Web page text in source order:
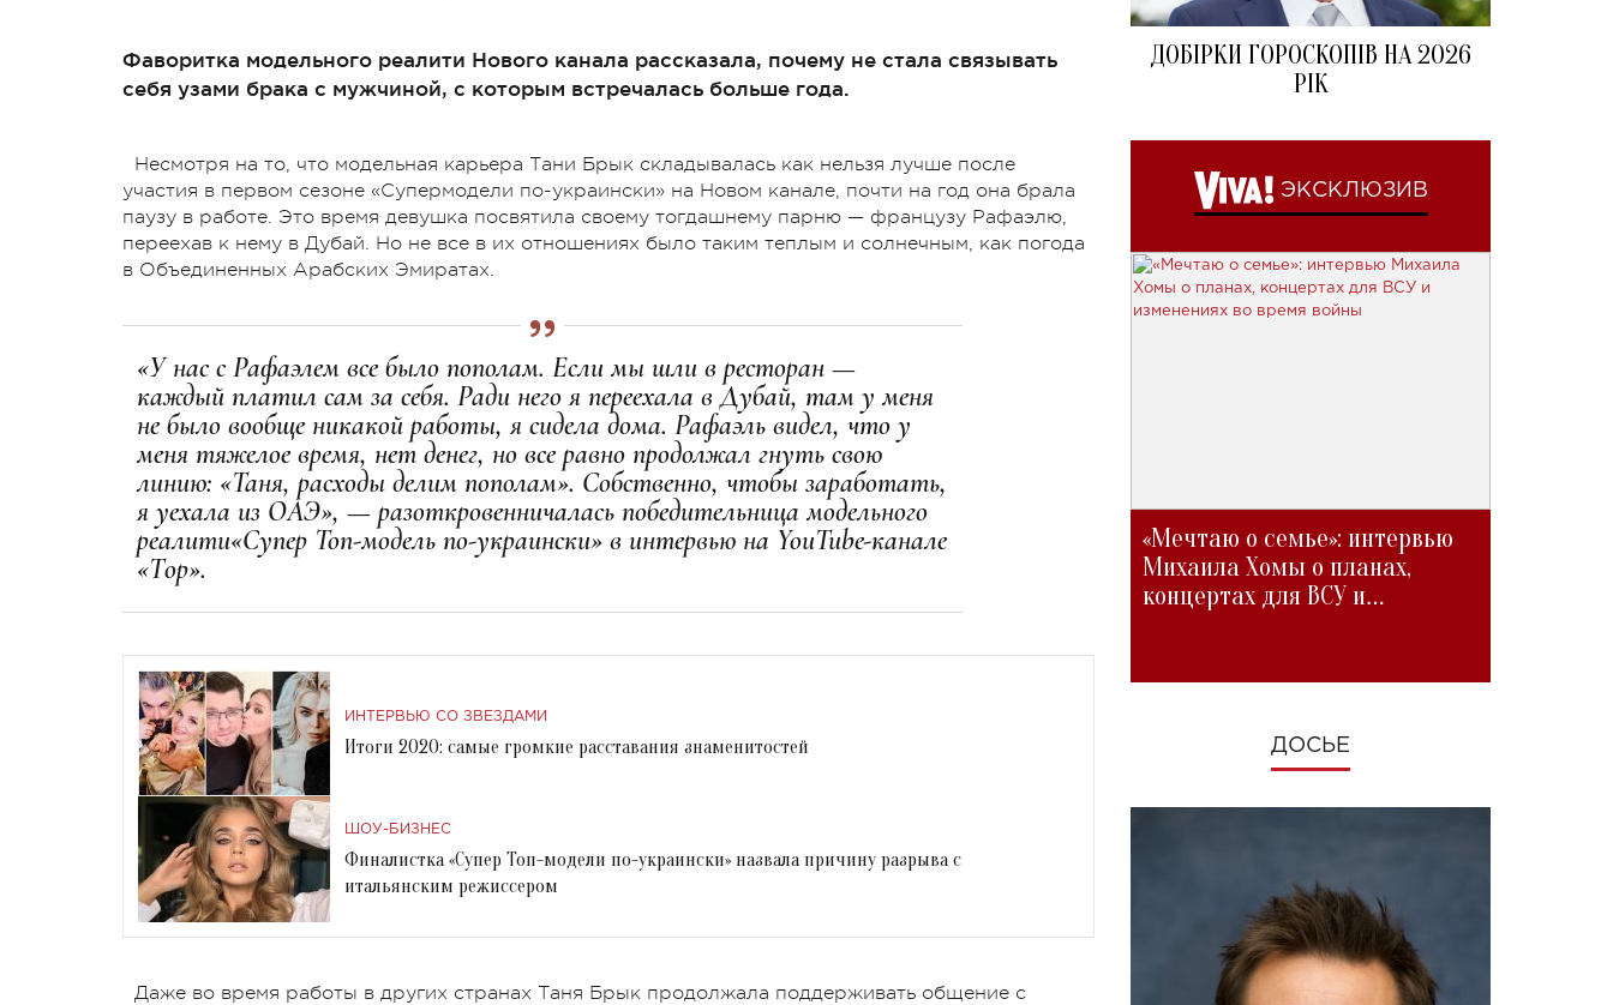
Фаворитка модельного реалити Нового канала рассказала, почему не стала связывать
себя узами брака с мужчиной, с которым встречалась больше года.
Несмотря на то, что модельная карьера Тани Брык складывалась как нельзя лучше после
участия в первом сезоне «Супермодели по-украински» на Новом канале, почти на год она брала
паузу в работе. Это время девушка посвятила своему тогдашнему парню — французу Рафаэлю,
переехав к нему в Дубай. Но не все в их отношениях было таким теплым и солнечным, как погода
в Объединенных Арабских Эмиратах.
«У нас с Рафаэлем все было пополам. Если мы шли в ресторан —
каждый платил сам за себя. Ради него я переехала в Дубай, там у меня
не было вообще никакой работы, я сидела дома. Рафаэль видел, что у
меня тяжелое время, нет денег, но все равно продолжал гнуть свою
линию: «Таня, расходы делим пополам». Собственно, чтобы заработать,
я уехала из ОАЭ», — разоткровенничалась победительница модельного
реалити«Супер Топ-модель по-украински» в интервью на YouTube-канале
«Тop».
ИНТЕРВЬЮ СО ЗВЕЗДАМИ
Итоги 2020: самые громкие расставания знаменитостей
ШОУ-БИЗНЕС
Финалистка «Супер Топ-модели по-украински» назвала причину разрыва с
итальянским режиссером
Даже во время работы в других странах Таня Брык продолжала поддерживать общение с
ДОБІРКИ ГОРОСКОПІВ НА 2026
РІК
ЭКСКЛЮЗИВ
«Мечтаю о семье»: интервью
Михаила Хомы о планах,
концертах для ВСУ и
ДОСЬЕ